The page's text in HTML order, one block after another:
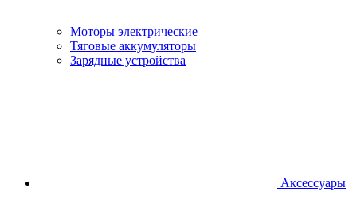
Моторы электрические
Тяговые аккумуляторы
Зарядные устройства
Аксессуары